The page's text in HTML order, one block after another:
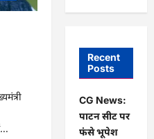
Recent
Posts
CG News:
पाटन सीट पर
फंसे भूपेश